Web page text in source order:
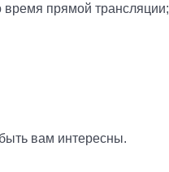
прямой трансляции;
вам интересны.